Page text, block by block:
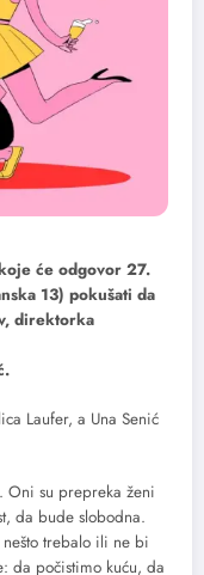
će odgovor 27.
13) pokušati da
direktorka
Laufer, a Una Senić
Oni su prepreka ženi
da bude slobodna.
trebalo ili ne bi
da počistimo kuću, da